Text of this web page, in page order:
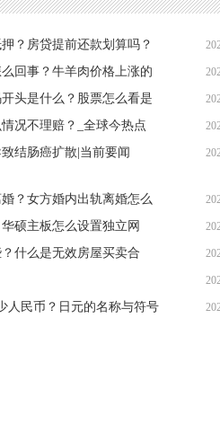
？房贷提前还款划算吗？
回事？牛羊肉价格上涨的
头是什么？股票怎么看是
况不理赔？_全球今热点
结肠癌扩散|当前要闻
？女方婚内出轨离婚怎么
硕主板怎么设置独立网
什么是无效房屋买卖合
人民币？日元的名称与符号